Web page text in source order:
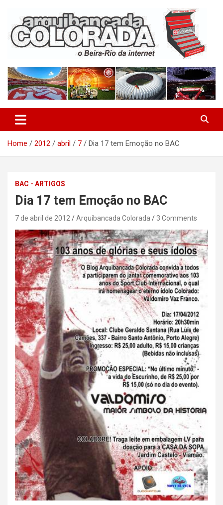
content
Arquibancada Colorada
Home 2012 abril 7 Dia 17 tem Emoção no BAC
BAC - ARTIGOS
Dia 17 tem Emoção no BAC
7 de abril de 2012 Arquibancada Colorada 3 Comments